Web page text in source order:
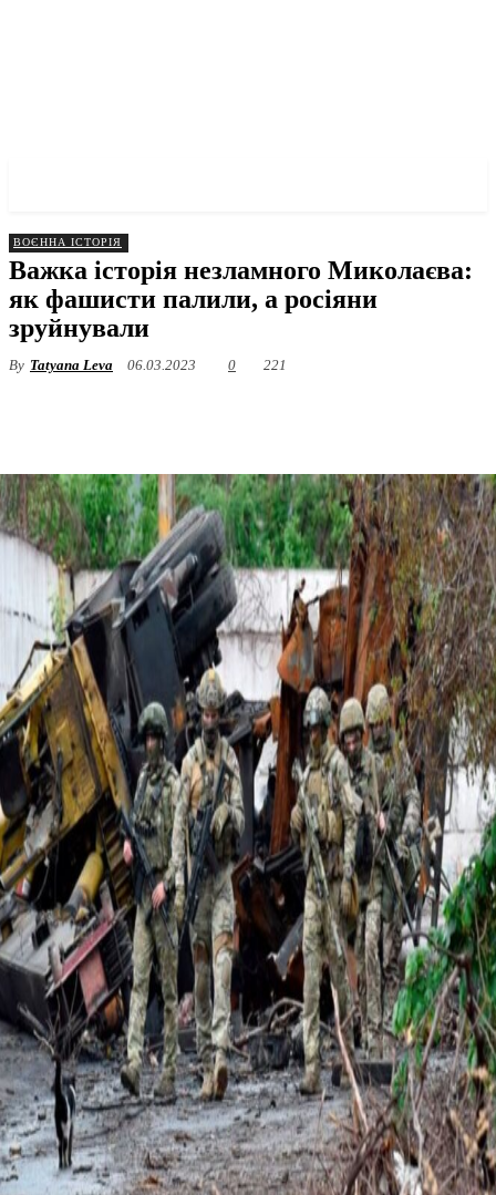
ВОЄННА ІСТОРІЯ
Важка історія незламного Миколаєва:
як фашисти палили, а росіяни
зруйнували
By Tatyana Leva 06.03.2023 0 221